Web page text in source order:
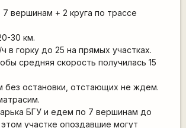
вершинам + 2 круга по трассе
30 км.
в горку до 25 на прямых участках.
средняя скорость получилась 15
остановки, отстающих не ждем.
БГУ и едем по 7 вершинам до
участке опоздавшие могут